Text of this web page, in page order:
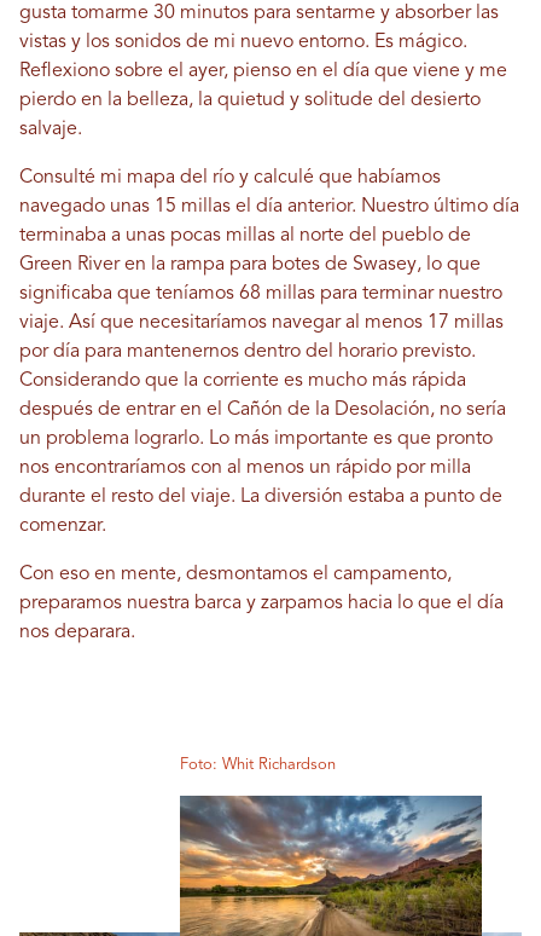
gusta tomarme 30 minutos para sentarme y absorber las
vistas y los sonidos de mi nuevo entorno. Es mágico.
Reflexiono sobre el ayer, pienso en el día que viene y me
pierdo en la belleza, la quietud y solitude del desierto
salvaje.
Consulté mi mapa del río y calculé que habíamos
navegado unas 15 millas el día anterior. Nuestro último día
terminaba a unas pocas millas al norte del pueblo de
Green River en la rampa para botes de Swasey, lo que
significaba que teníamos 68 millas para terminar nuestro
viaje. Así que necesitaríamos navegar al menos 17 millas
por día para mantenernos dentro del horario previsto.
Considerando que la corriente es mucho más rápida
después de entrar en el Cañón de la Desolación, no sería
un problema lograrlo. Lo más importante es que pronto
nos encontraríamos con al menos un rápido por milla
durante el resto del viaje. La diversión estaba a punto de
comenzar.
Con eso en mente, desmontamos el campamento,
preparamos nuestra barca y zarpamos hacia lo que el día
nos deparara.
Foto: Whit Richardson